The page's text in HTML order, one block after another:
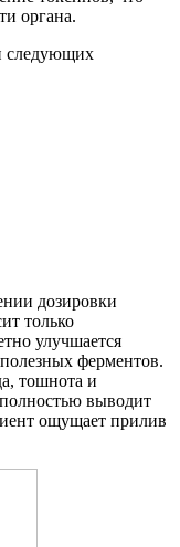
органа.
следующих
дозировки
только
улучшается
ферментов.
тошнота и
выводит
ощущает прилив